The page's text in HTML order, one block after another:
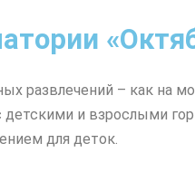
развлечений – как на
и взрослыми
для деток.